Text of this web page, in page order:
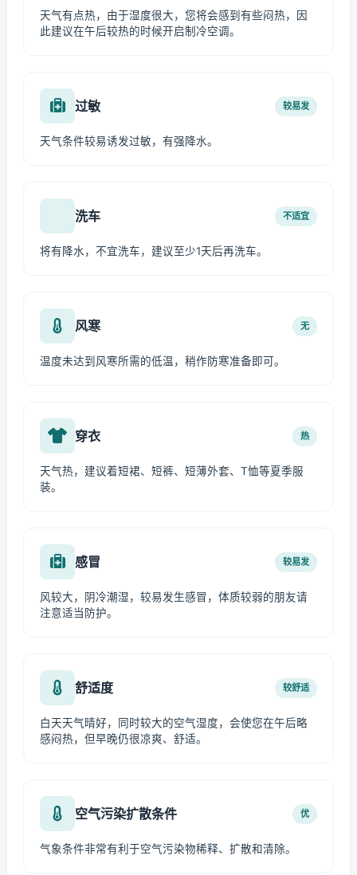
天气有点热，由于湿度很大，您将会感到有些闷热，因
此建议在午后较热的时候开启制冷空调。
过敏 较易发
天气条件较易诱发过敏，有强降水。
洗车 不适宜
将有降水，不宜洗车，建议至少1天后再洗车。
风寒 无
温度未达到风寒所需的低温，稍作防寒准备即可。
穿衣 热
天气热，建议着短裙、短裤、短薄外套、T恤等夏季服
装。
感冒 较易发
风较大，阴冷潮湿，较易发生感冒，体质较弱的朋友请
注意适当防护。
舒适度 较舒适
白天天气晴好，同时较大的空气湿度，会使您在午后略
感闷热，但早晚仍很凉爽、舒适。
空气污染扩散条件 优
气象条件非常有利于空气污染物稀释、扩散和清除。